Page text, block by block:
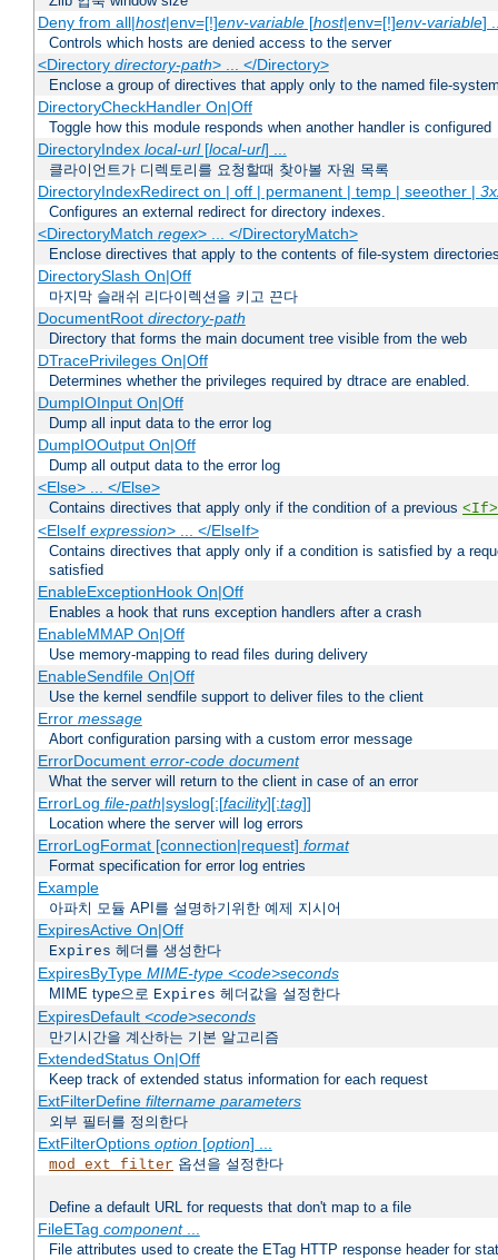
Deny from all|host|env=[!]env-variable[host|env=[!]env-variable]
Controls which hosts are denied access to the server
<Directory directory-path> ... </Directory>
Enclose a group of directives that apply only to the named file-
DirectoryCheckHandler On|Off
Toggle how this module responds when another handler is configured
DirectoryIndex local-url[local-url] ...
클라이언트가 디렉토리를 요청할때 찾아볼 자원 목록
DirectoryIndexRedirect on | off | permanent | temp | seeother |
Configures an external redirect for directory indexes.
<DirectoryMatch regex> ... </DirectoryMatch>
Enclose directives that apply to the contents of file-system
DirectorySlash On|Off
마지막 슬래쉬 리다이렉션을 키고 끈다
DocumentRoot directory-path
Directory that forms the main document tree visible from the web
DTracePrivileges On|Off
Determines whether the privileges required by dtrace are enabled.
DumpIOInput On|Off
Dump all input data to the error log
DumpIOOutput On|Off
Dump all output data to the error log
<Else> ... </Else>
Contains directives that apply only if the condition of a previous <If>
<ElseIf expression> ... </ElseIf>
Contains directives that apply only if a condition is satisfied by a
satisfied
EnableExceptionHook On|Off
Enables a hook that runs exception handlers after a crash
EnableMMAP On|Off
Use memory-mapping to read files during delivery
EnableSendfile On|Off
Use the kernel sendfile support to deliver files to the client
Error message
Abort configuration parsing with a custom error message
ErrorDocument error-code document
What the server will return to the client in case of an error
ErrorLog file-path|syslog[:[facility][:tag]]
Location where the server will log errors
ErrorLogFormat [connection|request] format
Format specification for error log entries
Example
아파치 모듈 API를 설명하기위한 예제 지시어
ExpiresActive On|Off
Expires 헤더를 생성한다
ExpiresByType MIME-type <code>seconds
MIME type으로 Expires 헤더값을 설정한다
ExpiresDefault <code>seconds
만기시간을 계산하는 기본 알고리즘
ExtendedStatus On|Off
Keep track of extended status information for each request
ExtFilterDefine filtername parameters
외부 필터를 정의한다
ExtFilterOptions option[option] ...
mod_ext_filter 옵션을 설정한다
Define a default URL for requests that don't map to a file
FileETag component...
File attributes used to create the ETag HTTP response header for